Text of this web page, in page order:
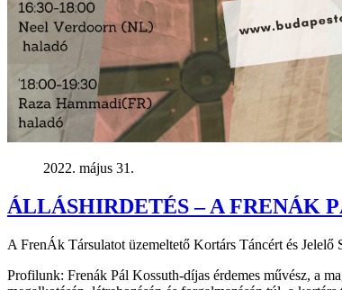
2022. május 31.
ÁLLÁSHIRDETÉS – A FRENÁK
A FrenÁk Társulatot üzemeltető Kortárs Táncért és
Profilunk: Frenák Pál Kossuth-díjas érdemes művész, a